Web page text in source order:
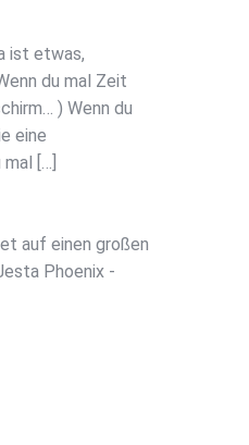
ist etwas,
du mal Zeit
) Wenn du
eine
[…]
auf einen großen
Phoenix -